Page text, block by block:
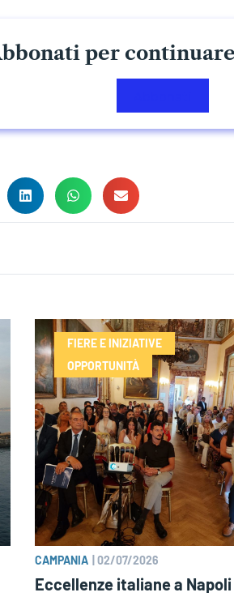
per
FIERE E INIZIATIVE
OPPORTUNITÀ
CAMPANIA 02/07/2026
Eccellenze italiane a Napoli